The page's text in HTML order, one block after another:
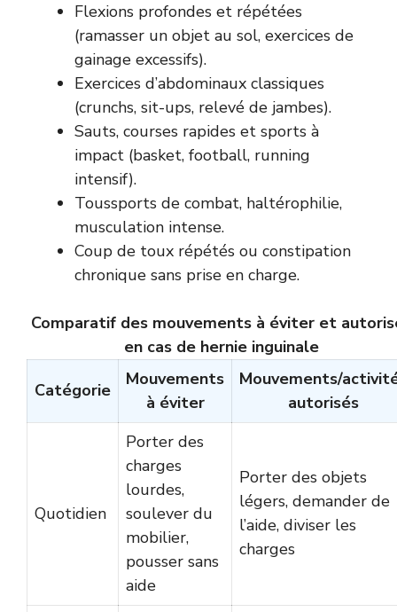
Flexions profondes et répétées
(ramasser un objet au sol, exercices de
gainage excessifs).
Exercices d’abdominaux classiques
(crunchs, sit-ups, relevé de jambes).
Sauts, courses rapides et sports à
impact (basket, football, running
intensif).
Toussports de combat, haltérophilie,
musculation intense.
Coup de toux répétés ou constipation
chronique sans prise en charge.
Comparatif des mouvements à éviter et
en cas de hernie inguinale
Catégorie
Mouvements
à éviter
Mouvements/
autorisés
Quotidien
Porter des
charges
lourdes,
soulever du
mobilier,
pousser sans
aide
Porter des objets
légers, demander de
l’aide, diviser les
charges